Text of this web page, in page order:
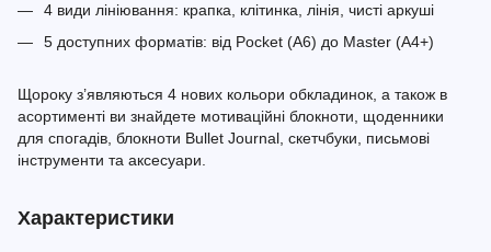
4 види лініювання: крапка, клітинка, лінія, чисті аркуші
5 доступних форматів: від Pocket (A6) до Master (A4+)
Щороку з’являються 4 нових кольори обкладинок, а також в
асортименті ви знайдете мотиваційні блокноти, щоденники
для спогадів, блокноти Bullet Journal, скетчбуки, письмові
інструменти та аксесуари.
Характеристики